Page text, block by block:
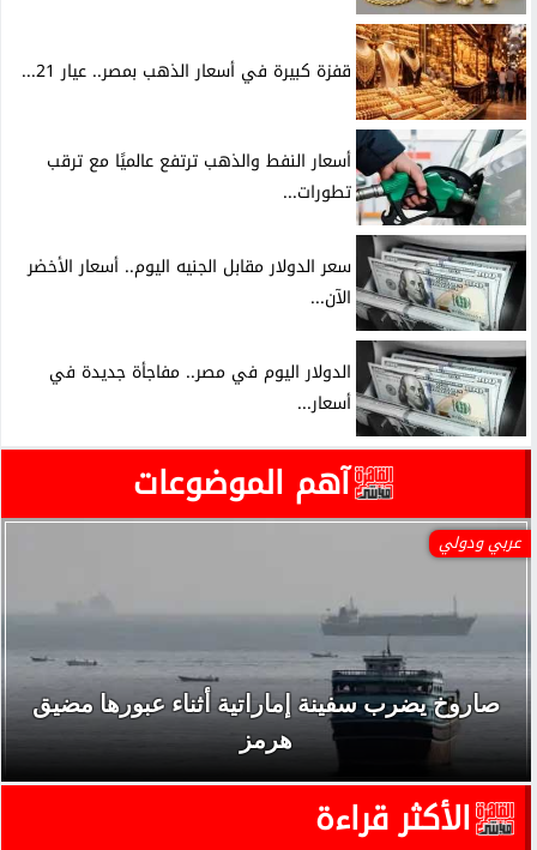
قفزة كبيرة في أسعار الذهب بمصر.. عيار 21...
أسعار النفط والذهب ترتفع عالميًا مع ترقب
تطورات...
سعر الدولار مقابل الجنيه اليوم.. أسعار الأخضر
الآن...
الدولار اليوم في مصر.. مفاجأة جديدة في
أسعار...
آهم الموضوعات
عربي ودولي
صاروخ يضرب سفينة إماراتية أثناء عبورها مضيق
هرمز
الأكثر قراءة